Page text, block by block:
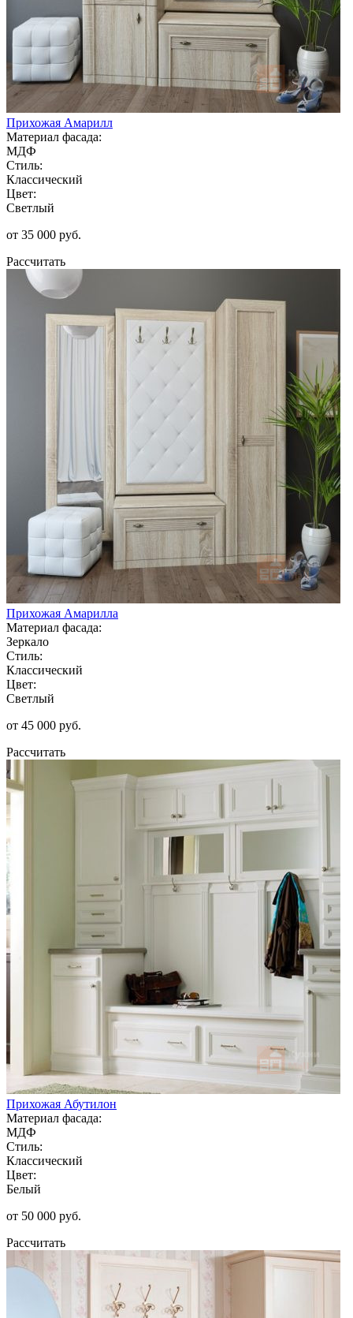
Прихожая Амарилл
Материал фасада:
МДФ
Стиль:
Классический
Цвет:
Светлый
от 35 000 руб.
Рассчитать
Прихожая Амарилла
Материал фасада:
Зеркало
Стиль:
Классический
Цвет:
Светлый
от 45 000 руб.
Рассчитать
Прихожая Абутилон
Материал фасада:
МДФ
Стиль:
Классический
Цвет:
Белый
от 50 000 руб.
Рассчитать